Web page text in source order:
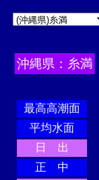
沖縄県：糸満
最高高潮面
平均水面
日 出
正 中